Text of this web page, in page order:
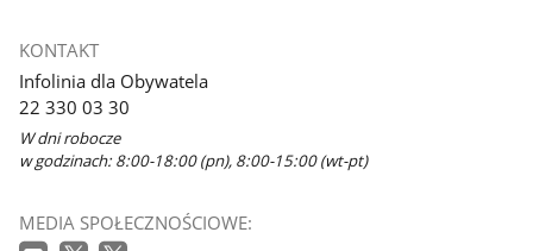
KONTAKT
Infolinia dla Obywatela
22 330 03 30
W dni robocze
w godzinach: 8:00-18:00 (pn), 8:00-15:00 (wt-pt)
MEDIA SPOŁECZNOŚCIOWE: